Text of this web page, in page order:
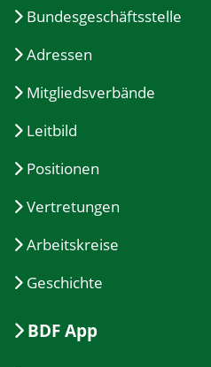
Bundesgeschäftsstelle
Adressen
Mitgliedsverbände
Leitbild
Positionen
Vertretungen
Arbeitskreise
Geschichte
BDF App